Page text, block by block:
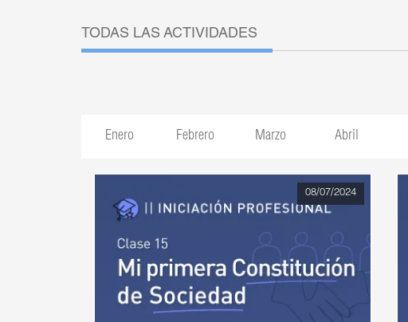
TODAS LAS ACTIVIDADES
Enero Febrero Marzo Abril
08/07/2024